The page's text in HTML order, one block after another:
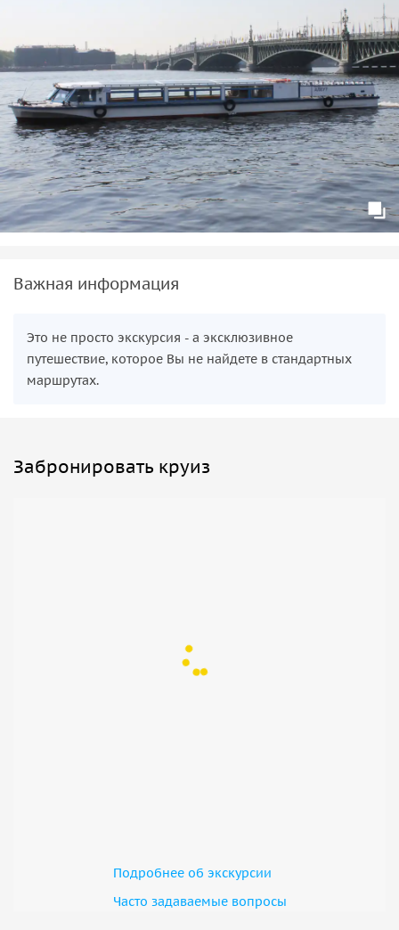
Важная информация
Это не просто экскурсия - а эксклюзивное
путешествие, которое Вы не найдете в стандартных
маршрутах.
Забронировать круиз
Подробнее об экскурсии
Часто задаваемые вопросы